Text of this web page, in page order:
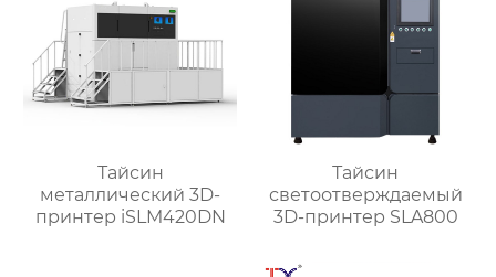
Тайсин
металлический 3D-
принтер iSLM420DN
Тайсин
светоотверждаемый
3D-принтер SLA800